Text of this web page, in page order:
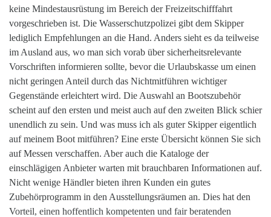
keine Mindestausrüstung im Bereich der Freizeitschifffahrt
vorgeschrieben ist. Die Wasserschutzpolizei gibt dem Skipper
lediglich Empfehlungen an die Hand. Anders sieht es da teilweise
im Ausland aus, wo man sich vorab über sicherheitsrelevante
Vorschriften informieren sollte, bevor die Urlaubskasse um einen
nicht geringen Anteil durch das Nichtmitführen wichtiger
Gegenstände erleichtert wird. Die Auswahl an Bootszubehör
scheint auf den ersten und meist auch auf den zweiten Blick schier
unendlich zu sein. Und was muss ich als guter Skipper eigentlich
auf meinem Boot mitführen? Eine erste Übersicht können Sie sich
auf Messen verschaffen. Aber auch die Kataloge der
einschlägigen Anbieter warten mit brauchbaren Informationen auf.
Nicht wenige Händler bieten ihren Kunden ein gutes
Zubehörprogramm in den Ausstellungsräumen an. Dies hat den
Vorteil, einen hoffentlich kompetenten und fair beratenden